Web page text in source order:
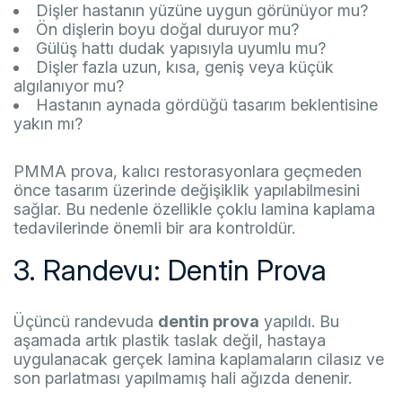
Dişler hastanın yüzüne uygun görünüyor mu?
Ön dişlerin boyu doğal duruyor mu?
Gülüş hattı dudak yapısıyla uyumlu mu?
Dişler fazla uzun, kısa, geniş veya küçük
algılanıyor mu?
Hastanın aynada gördüğü tasarım beklentisine
yakın mı?
PMMA prova, kalıcı restorasyonlara geçmeden
önce tasarım üzerinde değişiklik yapılabilmesini
sağlar. Bu nedenle özellikle çoklu lamina kaplama
tedavilerinde önemli bir ara kontroldür.
3. Randevu: Dentin Prova
Üçüncü randevuda dentin prova yapıldı. Bu
aşamada artık plastik taslak değil, hastaya
uygulanacak gerçek lamina kaplamaların cilasız ve
son parlatması yapılmamış hali ağızda denenir.